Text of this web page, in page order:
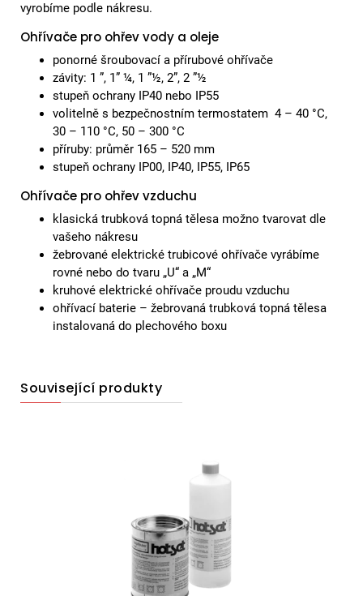
vyrobíme podle nákresu.
Ohřívače pro ohřev vody a oleje
ponorné šroubovací a přírubové ohřívače
závity: 1 ”, 1” ¼, 1 ”½, 2”, 2 ”½
stupeň ochrany IP40 nebo IP55
volitelně s bezpečnostním termostatem 4 – 40 °C,
30 – 110 °C, 50 – 300 °C
příruby: průměr 165 – 520 mm
stupeň ochrany IP00, IP40, IP55, IP65
Ohřívače pro ohřev vzduchu
klasická trubková topná tělesa možno tvarovat dle
vašeho nákresu
žebrované elektrické trubicové ohřívače vyrábíme
rovné nebo do tvaru „U“ a „M“
kruhové elektrické ohřívače proudu vzduchu
ohřívací baterie – žebrovaná trubková topná tělesa
instalovaná do plechového boxu
Související produkty